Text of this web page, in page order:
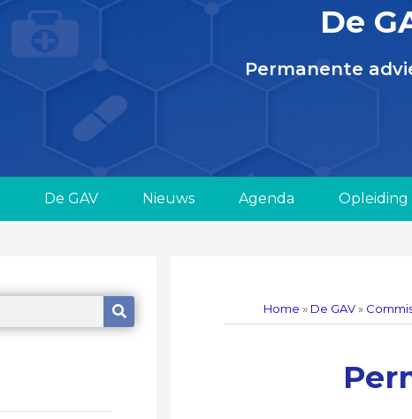
De
Permanente
De GAV Nieuws Agenda Opleiding
Home » De GAV»